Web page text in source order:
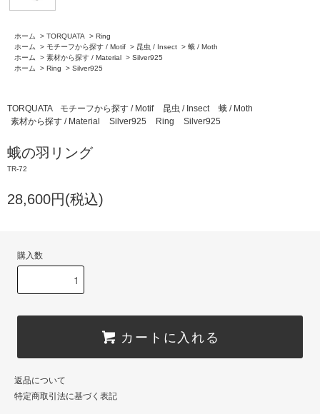
ホーム > TORQUATA > Ring
ホーム
> モチーフから探す / Motif > 昆虫 / Insect > 蛾 / Moth
ホーム
> 素材から探す / Material > Silver925
ホーム
> Ring > Silver925
TORQUATA モチーフから探す / Motif 昆虫 / Insect
蛾 / Moth
素材から探す / Material
Silver925 Ring Silver925
蛾の羽リング
TR-72
28,600円(税込)
購入数
カートに入れる
返品について
特定商取引法に基づく表記